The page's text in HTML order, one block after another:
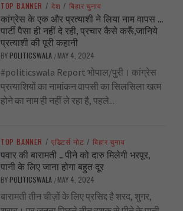
TOP BANNER / देश / बिहार चुनाव
कांग्रेस के एक और प्रत्याशी ने लिया नाम वापस …
पार्टी पैसा ही नहीं दे रही, प्रचार कैसे करूँ,जानिये
प्रत्याशी की पूरी कहानी
BY POLITICSWALA / MAY 4, 2024
#politicswala Report भोपाल/पुरी। कांग्रेस
प्रत्याशियों का नामांकन वापसी का सिलसिला खत्म
होने का नाम ही नहीं ले रहा है, पहले...
TOP BANNER / एडिटर्स नोट / बिहार चुनाव
पवार की बारामती .. पीने को दारु मिलेगी भरपूर,
पानी के लिए जाना होगा बहुत दूर
BY POLITICSWALA / MAY 4, 2024
बारामती तीन चीज़ों के लिए प्रसिद्द है शरद, शुगर,